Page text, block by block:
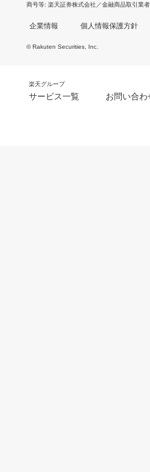
商号等 楽天証券株式会社／金融商品取引業
企業情報 個人情報保護方針
© Rakuten Securities, Inc.
楽天グループ
サービス一覧 お問い合わ